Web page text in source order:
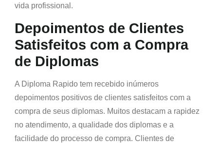
vida profissional.
Depoimentos de Clientes
Satisfeitos com a Compra
de Diplomas
A Diploma Rapido tem recebido inúmeros
depoimentos positivos de clientes satisfeitos com a
compra de seus diplomas. Muitos destacam a rapidez
no atendimento, a qualidade dos diplomas e a
facilidade do processo de compra. Clientes de